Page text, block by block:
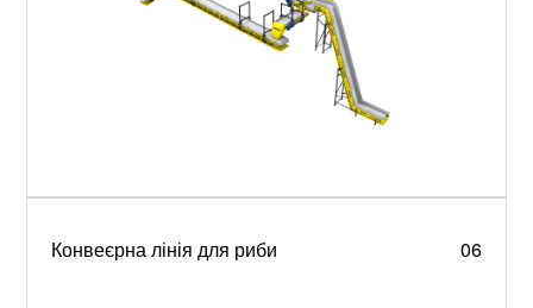
Конвеєрна лінія для риби 06